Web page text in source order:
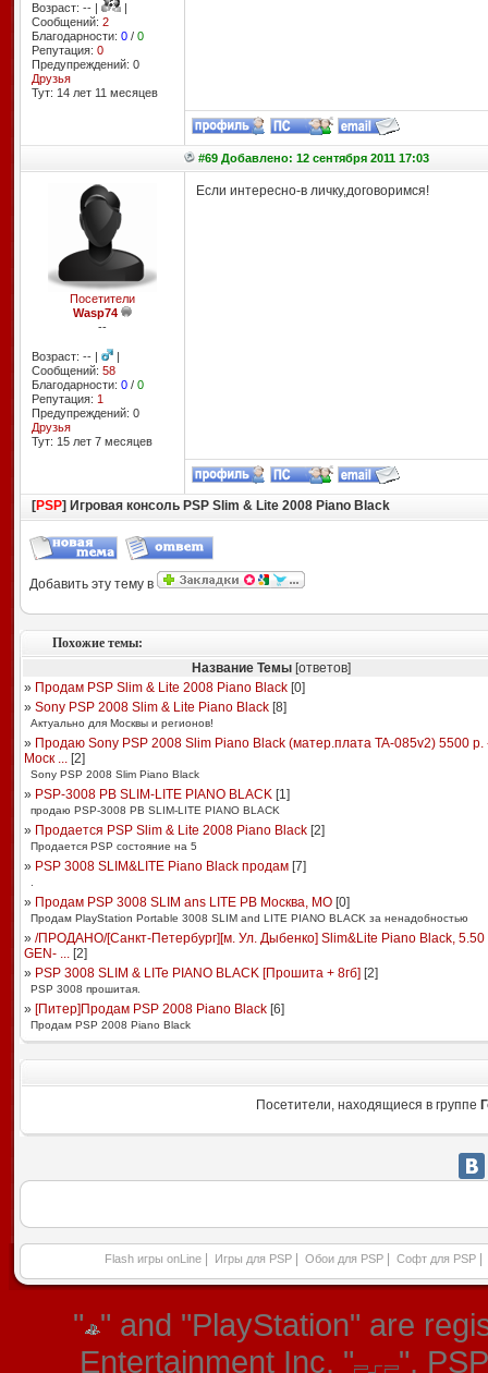
Возраст: -- |
|
Сообщений: 2
Благодарности: 0/ 0
Репутация: 0
Предупреждений: 0
Друзья
Тут: 14 лет 11 месяцев
#69 Добавлено: 12 сентября 2011 17:03
Посетители
Wasp74
--
Возраст: -- |
|
Сообщений: 58
Благодарности: 0/ 0
Репутация: 1
Предупреждений: 0
Друзья
Тут: 15 лет 7 месяцев
Если интересно-в личку,договоримся!
[PSP] Игровая консоль PSP Slim & Lite 2008 Piano Black
Добавить эту тему в
Похожие темы:
Название Темы[ответов]
» Продам PSP Slim & Lite 2008 Piano Black[0]
» Sony PSP 2008 Slim & Lite Piano Black[8]
Актуально для Москвы и регионов!
» Продаю Sony PSP 2008 Slim Piano Black (матер.плата TA-085v2) 5500 р.
Моск ...[2]
Sony PSP 2008 Slim Piano Black
» PSP-3008 PB SLIM-LITE PIANO BLACK[1]
продаю PSP-3008 PB SLIM-LITE PIANO BLACK
» Продается PSP Slim & Lite 2008 Piano Black[2]
Продается PSP состояние на 5
» PSP 3008 SLIM&LITE Piano Black продам[7]
» Продам PSP 3008 SLIM ans LITE PB Москва, МО[0]
Продам PlayStation Portable 3008 SLIM and LITE PIANO BLACK за ненадобностью
» /ПРОДАНО/[Санкт-Петербург][м. Ул. Дыбенко] Slim&Lite Piano Black, 5.50
GEN- ...[2]
» PSP 3008 SLIM & LITe PIANO BLACK [Прошита + 8гб] [2]
PSP 3008 прошитая.
» [Питер]Продам PSP 2008 Piano Black[6]
Продам PSP 2008 Piano Black
Посетители, находящиеся в группе
Flash игры onLine Игры для PSP Обои для PSP Софт для PSP
" " and "PlayStation" are
Entertainment Inc. "
",